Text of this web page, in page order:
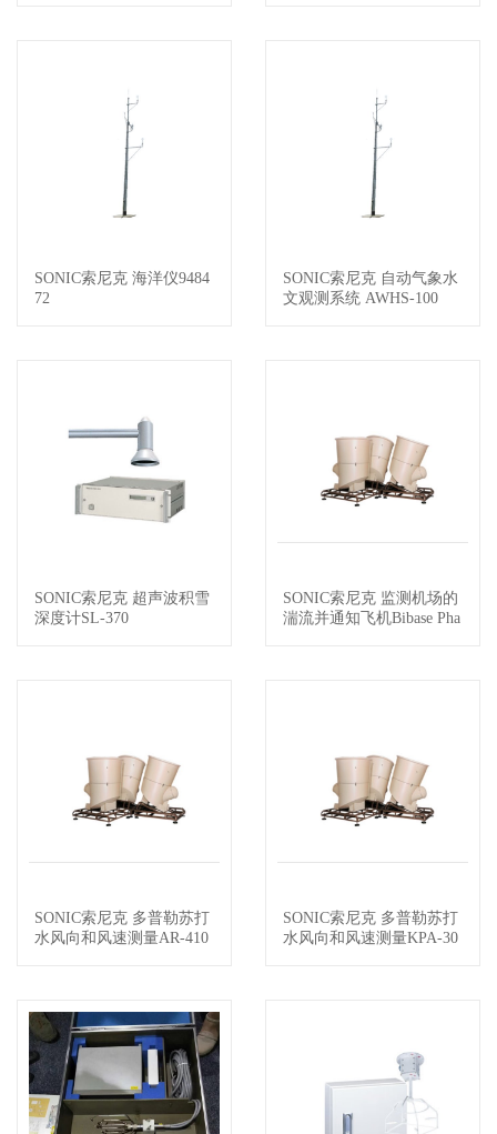
查看详情
SONIC索尼克 海洋仪9484
72
查看详情
SONIC索尼克 自动气象水
文观测系统 AWHS-100
查看详情
SONIC索尼克 超声波积雪
深度计SL-370
查看详情
SONIC索尼克 监测机场的
湍流并通知飞机Bibase Pha
查看详情
SONIC索尼克 多普勒苏打
水风向和风速测量AR-410
查看详情
SONIC索尼克 多普勒苏打
水风向和风速测量KPA-30